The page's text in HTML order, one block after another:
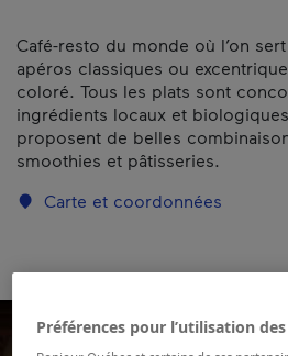
Café-resto du monde où l’on
apéros classiques ou
coloré. Tous les plats sont
ingrédients locaux et
proposent de belles
smoothies et pâtisseries.
Carte et coordonnées
Préférences pour l’utilisation